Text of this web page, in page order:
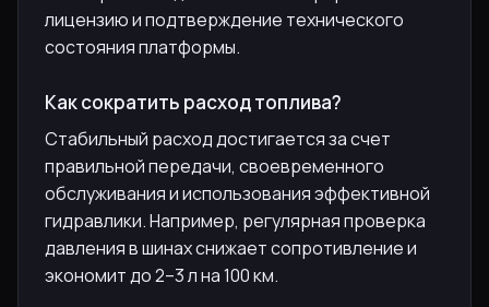
лицензию и подтверждение технического
состояния платформы.
Как сократить расход топлива?
Стабильный расход достигается за счет
правильной передачи, своевременного
обслуживания и использования эффективной
гидравлики. Например, регулярная проверка
давления в шинах снижает сопротивление и
экономит до 2–3 л на 100 км.